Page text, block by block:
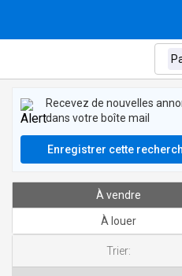
Recevez de nouvelles
dans votre boîte mail
Enregistrer cette
À vendre
À louer
Trier: